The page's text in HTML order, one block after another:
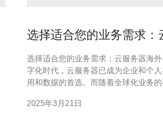
选择适合您的业务需求：
选择适合您的业务需求：云服务器海外马来西
字化时代，云服务器已成为企业和个
用和数据的首选。而随着全球化业务
云服务器海外马来西亚的优势和适用场景。 1. 低延
2025年3月21日